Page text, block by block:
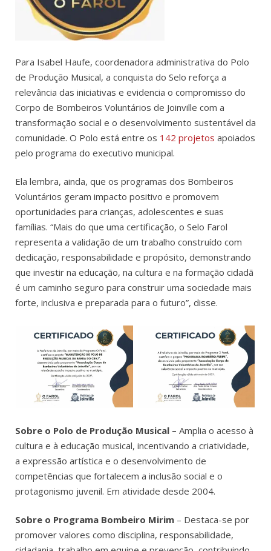
Para Isabel Haufe, coordenadora administrativa do Polo
de Produção Musical, a conquista do Selo reforça a
relevância das iniciativas e evidencia o compromisso do
Corpo de Bombeiros Voluntários de Joinville com a
transformação social e o desenvolvimento sustentável da
comunidade. O Polo está entre os 142 projetos apoiados
pelo programa do executivo municipal.
Ela lembra, ainda, que os programas dos Bombeiros
Voluntários geram impacto positivo e promovem
oportunidades para crianças, adolescentes e suas
famílias. “Mais do que uma certificação, o Selo Farol
representa a validação de um trabalho construído com
dedicação, responsabilidade e propósito, demonstrando
que investir na educação, na cultura e na formação cidadã
é um caminho seguro para construir uma sociedade mais
forte, inclusiva e preparada para o futuro”, disse.
Sobre o Polo de Produção Musical – Amplia o acesso à
cultura e à educação musical, incentivando a criatividade,
a expressão artística e o desenvolvimento de
competências que fortalecem a inclusão social e o
protagonismo juvenil. Em atividade desde 2004.
Sobre o Programa Bombeiro Mirim – Destaca-se por
promover valores como disciplina, responsabilidade,